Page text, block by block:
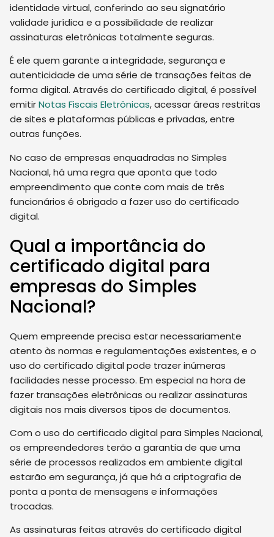
identidade virtual, conferindo ao seu signatário
validade jurídica e a possibilidade de realizar
assinaturas eletrônicas totalmente seguras.
É ele quem garante a integridade, segurança e
autenticidade de uma série de transações feitas de
forma digital. Através do certificado digital, é possível
emitirNotas Fiscais Eletrônicas, acessar áreas restritas
de sites e plataformas públicas e privadas, entre
outras funções.
No caso de empresas enquadradas no Simples
Nacional, há uma regra que aponta que todo
empreendimento que conte com mais de três
funcionários é obrigado a fazer uso do certificado
digital.
Qual a importância do
certificado digital para
empresas do Simples
Nacional?
Quem empreende precisa estar necessariamente
atento às normas e regulamentações existentes, e o
uso do certificado digital pode trazer inúmeras
facilidades nesse processo. Em especial na hora de
fazer transações eletrônicas ou realizar assinaturas
digitais nos mais diversos tipos de documentos.
Com o uso do certificado digital para Simples Nacional,
os empreendedores terão a garantia de que uma
série de processos realizados em ambiente digital
estarão em segurança, já que há a criptografia de
ponta a ponta de mensagens e informações
trocadas.
As assinaturas feitas através do certificado digital